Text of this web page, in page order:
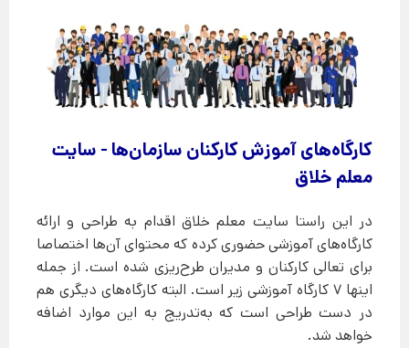
کارگاه‌های آموزش کارکنان سازمان‌ها - سایت
معلم خلاق
در این راستا سایت معلم خلاق اقدام به طراحی و ارائه
کارگاه‌های آموزشی حضوری کرده که محتوای آن‌ها اختصاصا
برای تعالی کارکنان و مدیران طرح‌ریزی شده است. از جمله
اینها 7 کارگاه آموزشی زیر است. البته کارگاه‌های دیگری هم
در دست طراحی است که به‌تدریج به این موارد اضافه
خواهد شد.